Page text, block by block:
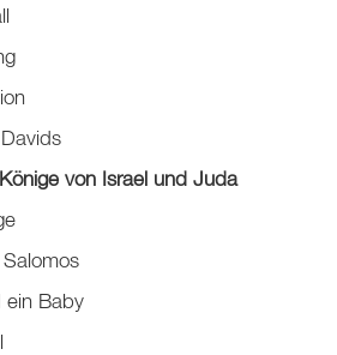
von Israel und Juda
ein Baby